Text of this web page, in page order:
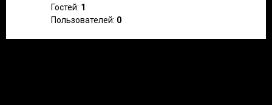
Гостей: 1
Пользователей: 0